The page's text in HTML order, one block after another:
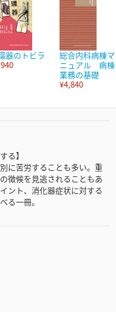
器のトビラ
総合内科病棟マ
ニュアル 病棟
業務の基礎
¥4,840
る】
に苦労することも多い。重
徴候を見逃されることもあ
ント、消化器症状に対する
る一冊。